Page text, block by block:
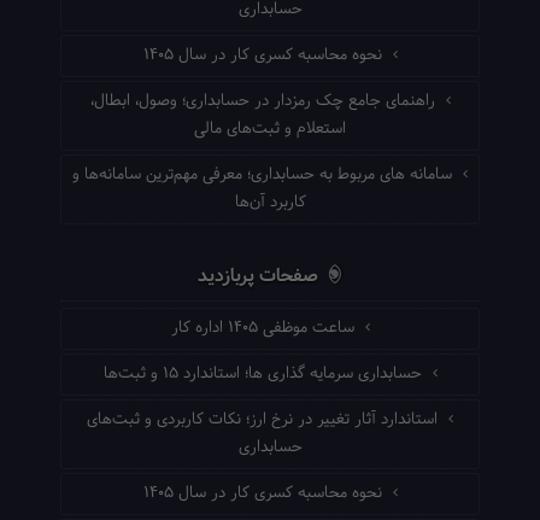
حسابداری
نحوه محاسبه کسری کار در سال ۱۴۰۵
راهنمای جامع چک رمزدار در حسابداری؛ وصول، ابطال،
استعلام و ثبت‌های مالی
سامانه های مربوط به حسابداری؛ معرفی مهم‌ترین سامانه‌ها و
کاربرد آن‌ها
صفحات پربازدید
ساعت موظفی ۱۴۰۵ اداره کار
حسابداری سرمایه گذاری ها؛ استاندارد ۱۵ و ثبت‌ها
استاندارد آثار تغییر در نرخ ارز؛ نکات کاربردی و ثبت‌های
حسابداری
نحوه محاسبه کسری کار در سال ۱۴۰۵